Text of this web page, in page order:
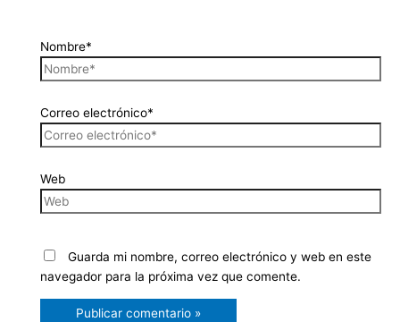
Nombre*
Correo electrónico*
Web
Guarda mi nombre, correo electrónico y web en este
navegador para la próxima vez que comente.